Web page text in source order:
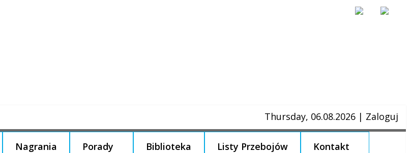
Thursday, 06.08.2026 | Zaloguj
Nagrania Porady Biblioteka Listy Przebojów Kontakt